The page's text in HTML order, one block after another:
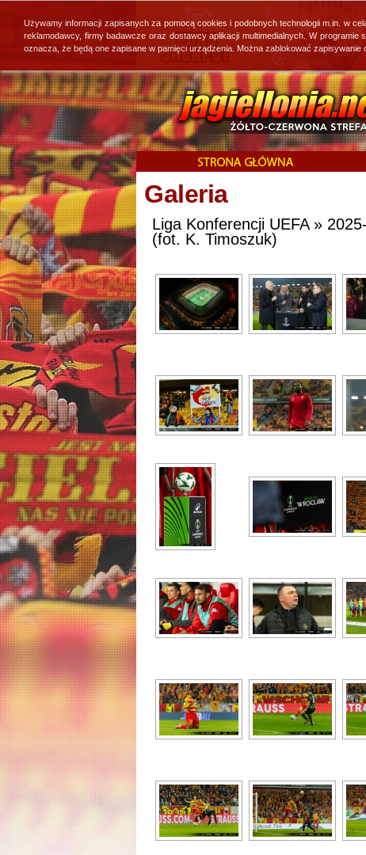
Galeria
Liga Konferencji UEFA »
(fot. K. Timoszuk)
Używamy informacji zapisanych za pomocą cookies i podobnych technologii m.in. w
reklamodawcy, firmy badawcze oraz dostawcy aplikacji multimedialnych. W
oznacza, że będą one zapisane w pamięci urządzenia. Można zablokować zapisywanie